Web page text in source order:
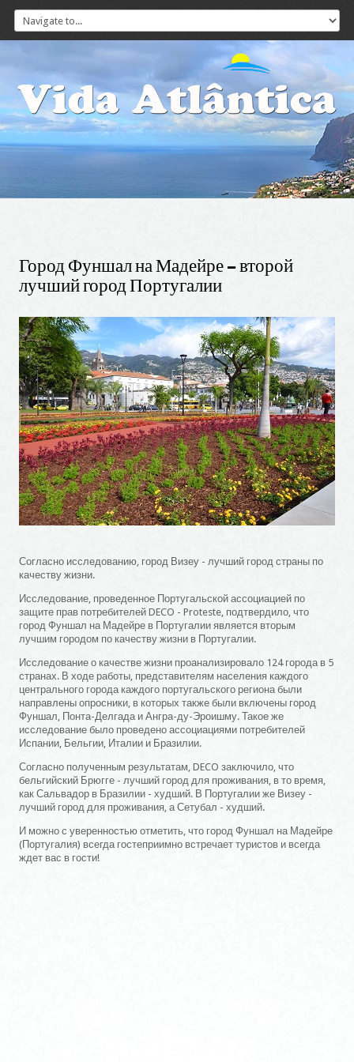
Город ФуншалнаМадейре-второй
лучшийгородПортугалии
Согласно исследованию, город Визеу - лучший город страны по
качеству жизни.
Исследование, проведенное Португальской ассоциацией по
защите прав потребителей DECO - Proteste, подтвердило, что
город Фуншал на Мадейре в Португалии является вторым
лучшим городом по качеству жизни в Португалии.
Исследование о качестве жизни проанализировало 124 города в 5
странах. В ходе работы, представителям населения каждого
центрального города каждого португальского региона были
направлены опросники, в которых также были включены город
Фуншал, Понта-Делгада и Ангра-ду-Эроишму. Такое же
исследование было проведено ассоциациями потребителей
Испании, Бельгии, Италии и Бразилии.
Согласно полученным результатам, DECO заключило, что
бельгийский Брюгге - лучший город для проживания, в то время,
как Сальвадор в Бразилии - худший. В Португалии же Визеу -
лучший город для проживания, а Сетубал - худший.
И можно с уверенностью отметить, что город Фуншал на Мадейре
(Португалия) всегда гостеприимно встречает туристов и всегда
ждет вас в гости!